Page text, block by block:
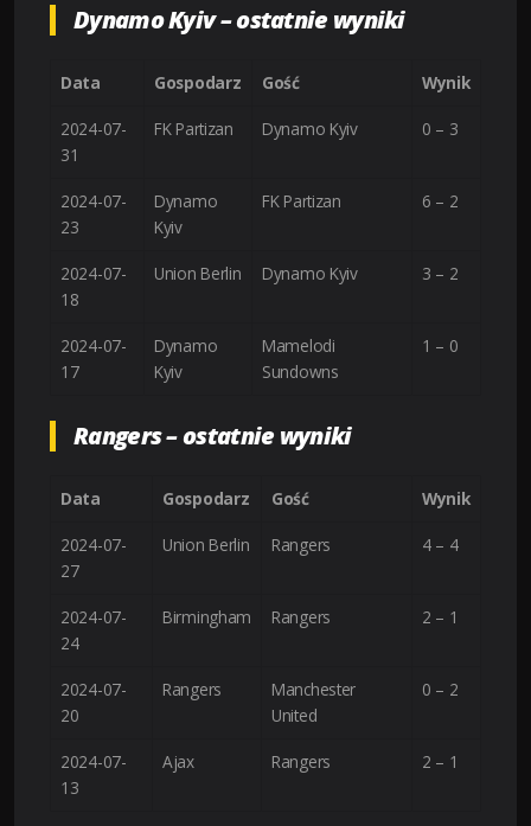
Dynamo Kyiv – ostatnie wyniki
Data Gospodarz Gość Wynik
2024-07-
31
FK Partizan Dynamo Kyiv 0 – 3
2024-07-
23
Dynamo
Kyiv
FK Partizan 6 – 2
2024-07-
18
Union Berlin Dynamo Kyiv 3 – 2
2024-07-
17
Dynamo
Kyiv
Mamelodi
Sundowns
1 – 0
Rangers – ostatnie wyniki
Data Gospodarz Gość Wynik
2024-07-
27
Union Berlin Rangers 4 – 4
2024-07-
24
Birmingham Rangers 2 – 1
2024-07-
20
Rangers
Manchester
United
0 – 2
2024-07-
13
Ajax Rangers 2 – 1